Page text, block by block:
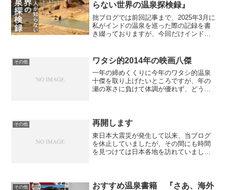
らない世界の温泉探検録』
拙ブログでは前回記事まで、2025年3月に
私がインドの温泉を巡った際の記録を書
き綴っておりますが、今回だけインドか
本とは一線を画す異色の温泉本『日本人
が知らない...
その他 ワタシ的2014年の映画八傑
一年の締めくくりに今年のワタシ的温泉
十傑を取り上げたいところですが、年の
瀬の寒さに負けて体調が優れず、どうし
年日本で公開された映画の...
その他 再開します
東日本大震災が発生して以来、当ブログ
を休止していましたが、その間にも時間
を見つけては日本各地を訪れていまし
って贅沢を慎むのも大切です...
その他
おすすめ温泉書籍 『さあ、海外